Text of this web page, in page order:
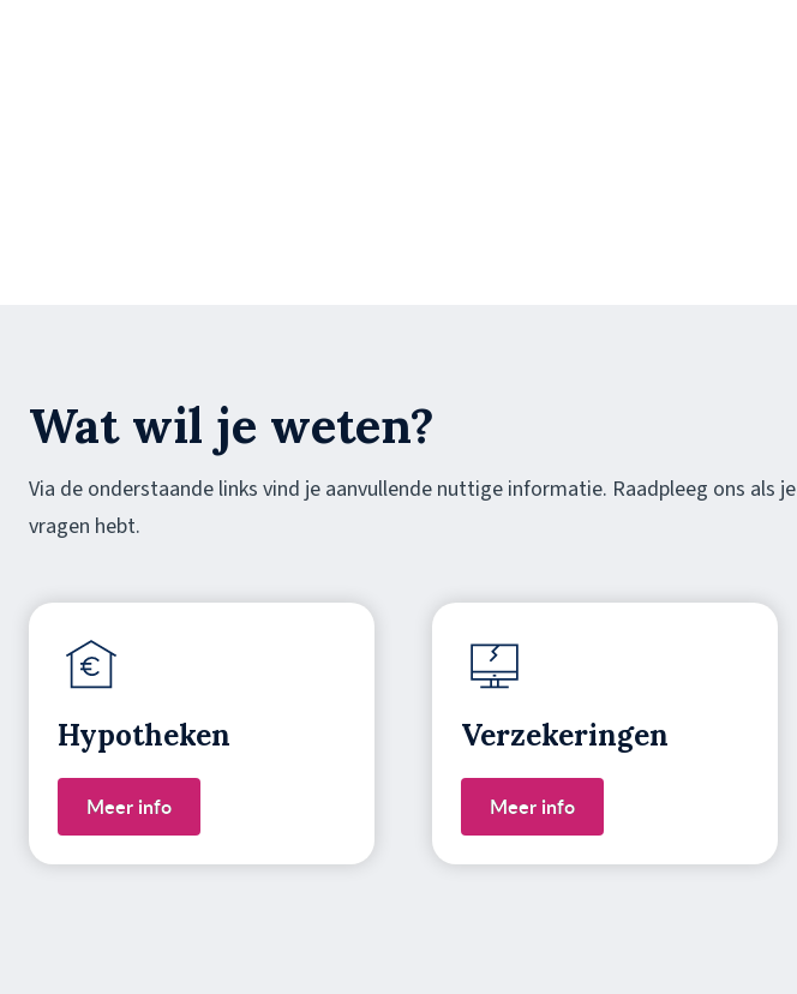
Wat wil je weten?
Via de onderstaande links vind je aanvullende nuttige informatie. Raadpleeg ons als je
vragen hebt.
Hypotheken
Meer info
Verzekeringen
Meer info